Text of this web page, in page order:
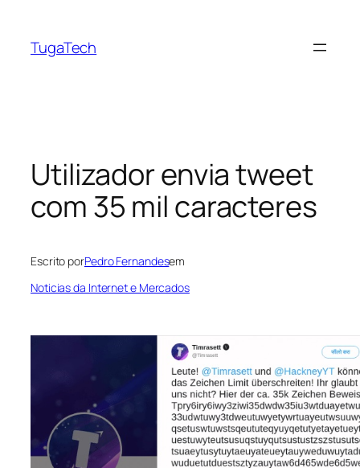
TugaTech
Utilizador envia tweet
com 35 mil caracteres
Escrito porPedro Fernandesem
Noticias da Internet e Mercados